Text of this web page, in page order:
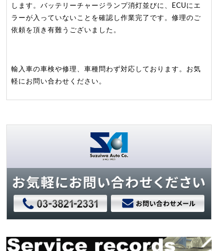
します。バッテリーチャージランプ消灯並びに、ECUにエ
ラーが入っていないことを確認し作業完了です。修理のご
依頼を頂き有難うございました。
輸入車の車検や修理、車種問わず対応しております。お気
軽にお問い合わせください。